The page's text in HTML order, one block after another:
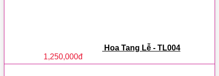
Hoa Tang Lễ - TL004
1,250,000đ